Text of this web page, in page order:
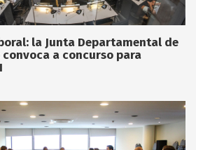
la Junta Departamental de
a concurso para